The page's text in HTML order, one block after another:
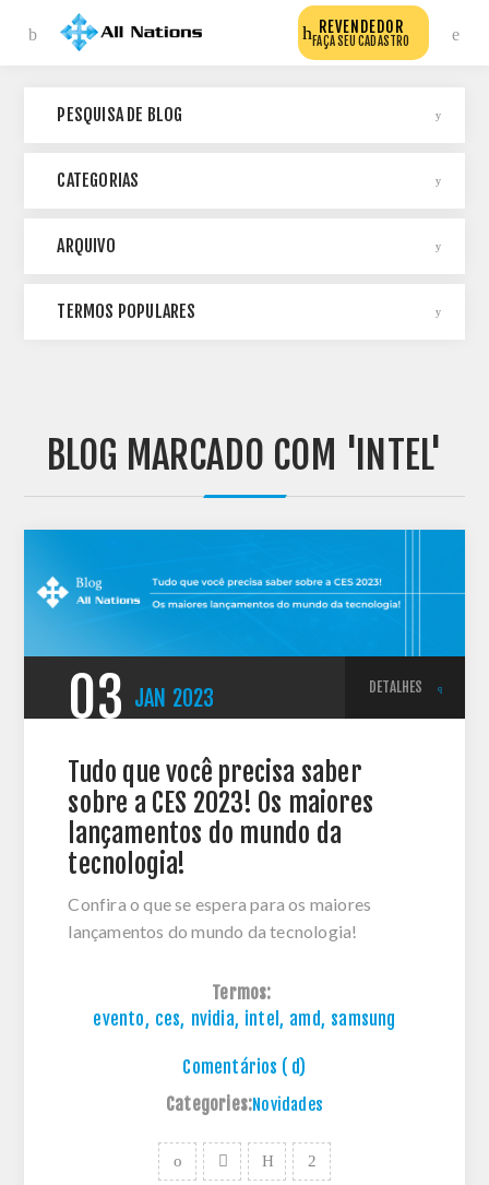
REVENDEDOR
FAÇA SEU CADASTRO
BLOG MARCADO COM 'INTEL'
03 JAN 2023 DETALHES
Tudo que você precisa saber
sobre a CES 2023! Os maiores
lançamentos do mundo da
tecnologia!
Confira o que se espera para os maiores
lançamentos do mundo da tecnologia!
Termos:
evento, ces, nvidia, intel , amd, samsung
Comentários ( d)
Categories:Novidades
PESQUISA DE BLOG
CATEGORIAS
ARQUIVO
TERMOS POPULARES